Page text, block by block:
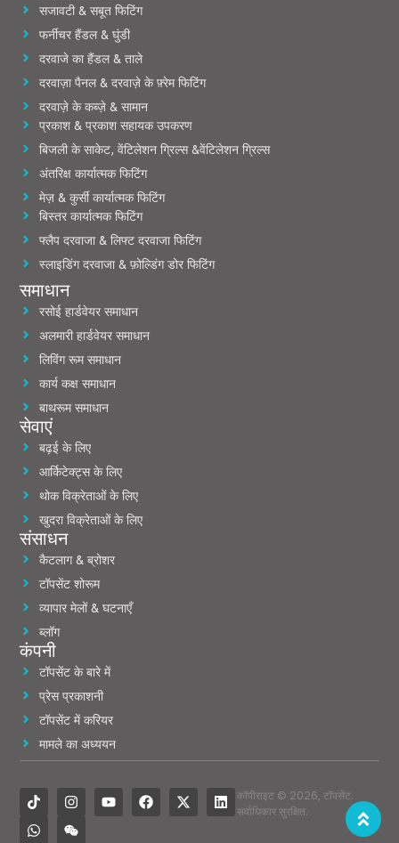
सजावटी & सबूत फिटिंग
फर्नीचर हैंडल & घुंडी
दरवाजे का हैंडल & ताले
दरवाज़ा पैनल & दरवाज़े के फ़्रेम फिटिंग
दरवाज़े के कब्ज़े & सामान
प्रकाश & प्रकाश सहायक उपकरण
बिजली के साकेट, वेंटिलेशन ग्रिल्स &वेंटिलेशन ग्रिल्स
अंतरिक्ष कार्यात्मक फिटिंग
मेज़ & कुर्सी कार्यात्मक फिटिंग
बिस्तर कार्यात्मक फिटिंग
फ्लैप दरवाजा & लिफ्ट दरवाजा फिटिंग
स्लाइडिंग दरवाजा & फ़ोल्डिंग डोर फिटिंग
समाधान
रसोई हार्डवेयर समाधान
अलमारी हार्डवेयर समाधान
लिविंग रूम समाधान
कार्य कक्ष समाधान
बाथरूम समाधान
सेवाएं
बढ़ई के लिए
आर्किटेक्ट्स के लिए
थोक विक्रेताओं के लिए
खुदरा विक्रेताओं के लिए
संसाधन
कैटलाग & ब्रोशर
टॉपसेंट शोरूम
व्यापार मेलों & घटनाएँ
ब्लॉग
कंपनी
टॉपसेंट के बारे में
प्रेस प्रकाशनी
टॉपसेंट में करियर
मामले का अध्ययन
कॉपीराइट © 2026, टॉपसेंट.
सर्वाधिकार सुरक्षित.